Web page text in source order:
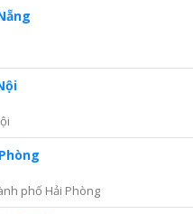
phố Hải Phòng